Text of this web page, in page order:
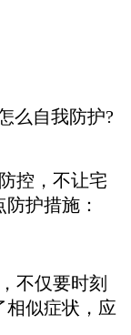
么自我防护?
控，不让宅
护措施：
不仅要时刻
相似症状，应